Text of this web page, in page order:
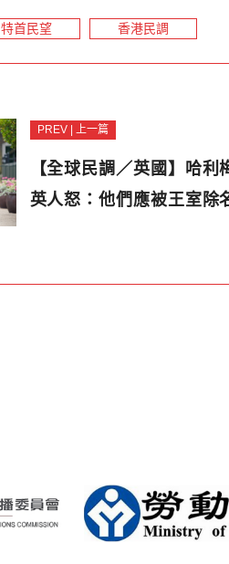
特首民望 香港民調
PREV | 上一篇
【全球民調／英國】哈利
英人怒：他們應被王室除